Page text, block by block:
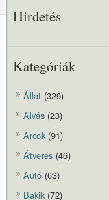
Hirdetés
Kategóriák
Állat (329)
Alvás (23)
Arcok(91)
Átverés (46)
Autó (63)
Bakik(72)